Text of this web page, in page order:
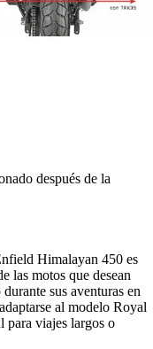
después de la
Himalayan 450 es
las motos que desean
sus aventuras en
al modelo Royal
para viajes largos o